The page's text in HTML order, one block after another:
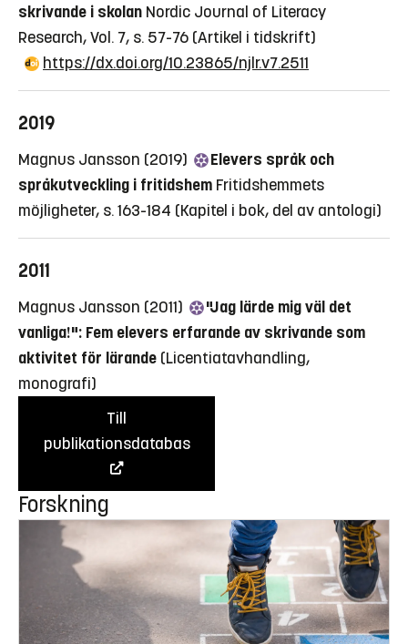
skrivande i skolan Nordic Journal of Literacy
Research, Vol. 7, s. 57-76 (Artikel i tidskrift)
https://dx.doi.org/10.23865/njlr.v7.2511
2019
Magnus Jansson (2019)
Elevers språk och
språkutveckling i fritidshem Fritidshemmets
möjligheter, s. 163-184 (Kapitel i bok, del av antologi)
2011
Magnus Jansson (2011)
"Jag lärde mig väl det
vanliga!": Fem elevers erfarande av skrivande som
aktivitet för lärande (Licentiatavhandling,
monografi)
Till
publikationsdatabas
Forskning